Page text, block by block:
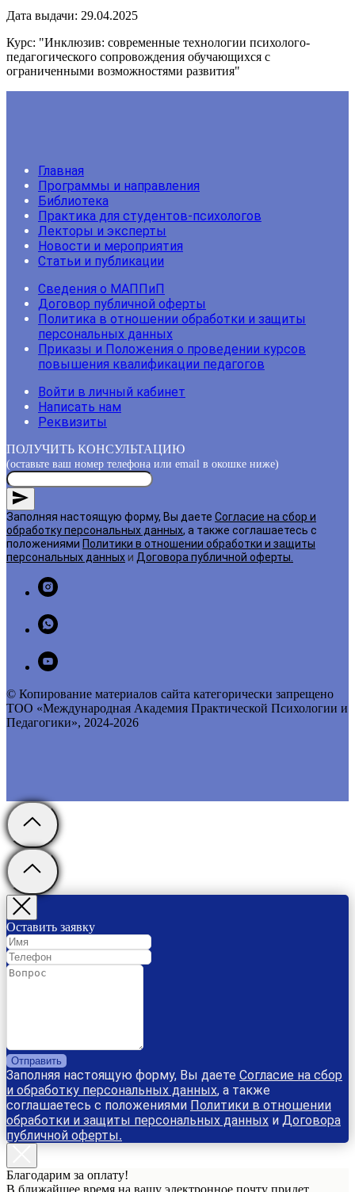
Дата выдачи: 29.04.2025
Курс: "Инклюзив: современные технологии психолого-
педагогического сопровождения обучающихся с
ограниченными возможностями развития"
Главная
Программы и направления
Библиотека
Практика для студентов-психологов
Лекторы и эксперты
Новости и мероприятия
Статьи и публикации
Сведения о МАППиП
Договор публичной оферты
Политика в отношении обработки и защиты
персональных данных
Приказы и Положения о проведении курсов
повышения квалификации педагогов
Войти в личный кабинет
Написать нам
Реквизиты
ПОЛУЧИТЬ КОНСУЛЬТАЦИЮ
(оставьте ваш номер телефона или email в окошке ниже)
Заполняя настоящую форму, Вы даете Согласие на сбор и
обработку персональных данных, а также соглашаетесь с
положениями Политики в отношении обработки и защиты
персональных данныхи Договора публичной оферты
© Копирование материалов сайта категорически запрещено
ТОО «Международная Академия Практической Психологии и
Педагогики», 2024-2026
Оставить заявку
Отправить
Заполняя настоящую форму, Вы даете Согласие на сбор
и обработку персональных данных, а также
соглашаетесь с положениями Политики в отношении
обработки и защиты персональных данных и Договора
публичной оферты.
Благодарим за оплату!
В ближайшее время на вашу электронное почту придет